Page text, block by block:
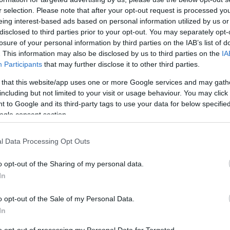
selection. Please note that after your opt-out request is processed
interest-based ads based on personal information utilized by us
to third parties prior to your opt-out. You may separately
of your personal information by third parties on the IAB’s list of
This information may also be disclosed by us to third parties on the
Participants that may further disclose it to other third parties.
that this website/app uses one or more Google services and may
but not limited to your visit or usage behaviour. You may
to Google and its third-party tags to use your data for below
consent section.
Data Processing Opt Outs
opt-out of the Sharing of my personal data.
opt-out of the Sale of my Personal Data.
Kertész Imre [278.]
Kertész Imre emléktábláját a Tömő utca 56.
töltötte gyermekkorát Kertész Imre (1929-2016)
című regény szerzője”. A felirat ellenére
kertész imre emléktábla
A